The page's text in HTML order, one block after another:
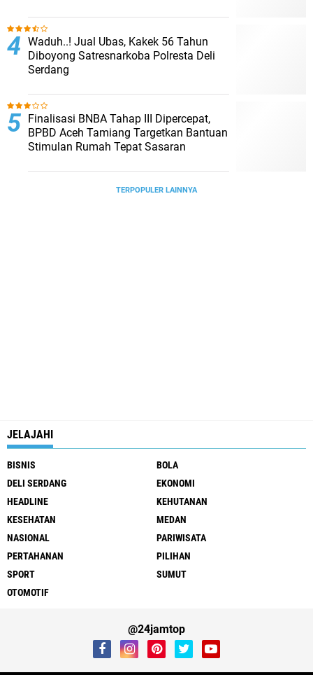
Waduh..! Jual Ubas, Kakek 56 Tahun
Diboyong Satresnarkoba Polresta Deli
Serdang
Finalisasi BNBA Tahap III Dipercepat,
BPBD Aceh Tamiang Targetkan Bantuan
Stimulan Rumah Tepat Sasaran
TERPOPULER LAINNYA
JELAJAHI
BISNIS
BOLA
DELI SERDANG
EKONOMI
HEADLINE
KEHUTANAN
KESEHATAN
MEDAN
NASIONAL
PARIWISATA
PERTAHANAN
PILIHAN
SPORT
SUMUT
OTOMOTIF
@24jamtop